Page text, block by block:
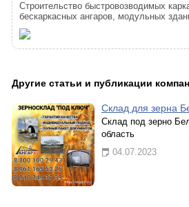
Строительство быстровозводимых
бескаркасных ангаров, модульных
Другие статьи и публикации
Склад для зерна
Склад под зерно
область
04.07.2023